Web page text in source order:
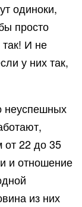
одиноки,
просто
И не
у них так,
неуспешных
от 22 до 35
и отношение
из них